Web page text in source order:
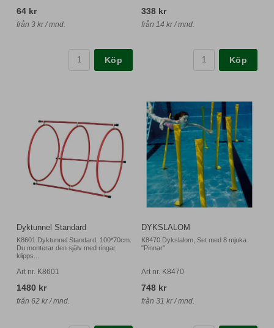
64 kr
från 3 kr / mnd.
Köp
338 kr
från 14 kr / mnd.
Köp
Dyktunnel Standard
K8601 Dyktunnel Standard, 100*70cm.
Du monterar den själv med ringar,
klipps...
Art nr. K8601
1480 kr
från 62 kr / mnd.
DYKSLALOM
K8470 Dykslalom, Set med 8 mjuka
"Pinnar"
Art nr. K8470
748 kr
från 31 kr / mnd.